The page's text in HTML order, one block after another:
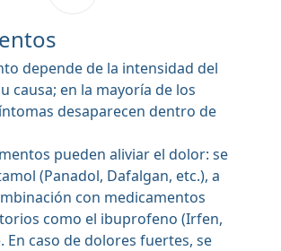
depende de la intensidad del
causa; en la mayoría de los
desaparecen dentro de
pueden aliviar el dolor: se
(Panadol, Dafalgan, etc.), a
con medicamentos
como el ibuprofeno (Irfen,
En caso de dolores fuertes, se